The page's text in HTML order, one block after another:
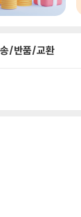
/반품/교환